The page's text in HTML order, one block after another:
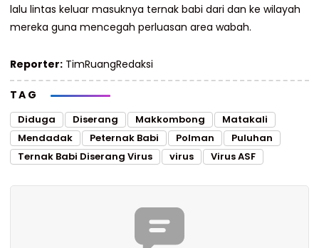
lalu lintas keluar masuknya ternak babi dari dan ke wilayah
mereka guna mencegah perluasan area wabah.
Reporter: TimRuangRedaksi
TAG
Diduga Diserang Makkombong
Matakali
Mendadak
Peternak Babi Polman
Puluhan
Ternak Babi Diserang Virus
virus Virus ASF